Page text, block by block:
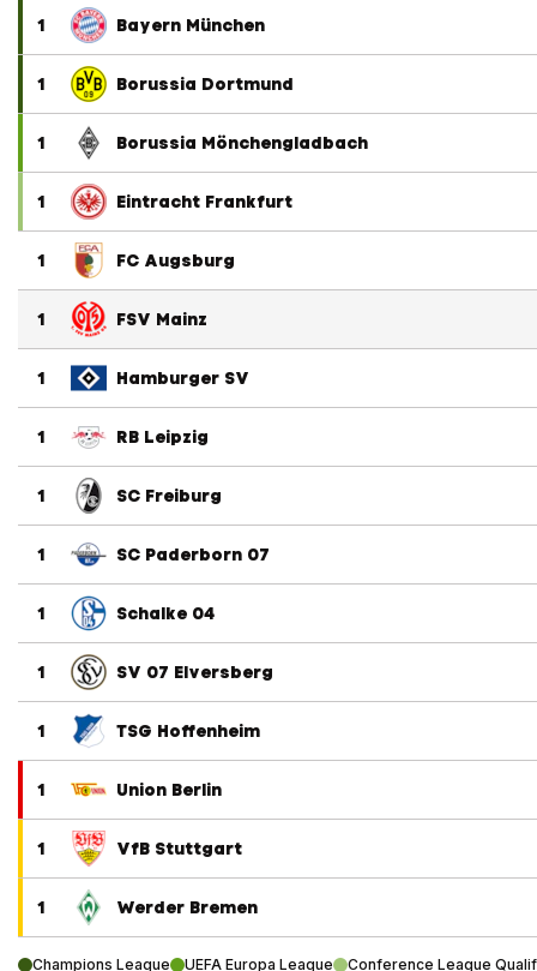
1 Bayern München
1 Borussia Dortmund
1 Borussia Mönchengladbach
1 Eintracht Frankfurt
1 FC Augsburg
1 FSV Mainz
1 Hamburger SV
1 RB Leipzig
1 SC Freiburg
1 SC Paderborn 07
1 Schalke 04
1 SV 07 Elversberg
1 TSG Hoffenheim
1 Union Berlin
1 VfB Stuttgart
1 Werder Bremen
Champions League UEFA Europa League Conference League